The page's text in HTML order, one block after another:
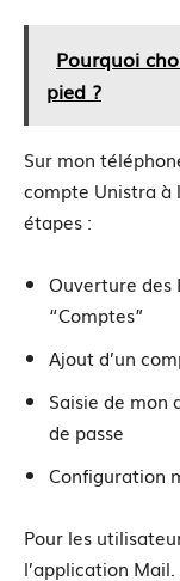
Pourquoi
pied ?
Sur mon
compte Unistra à
étapes :
Ouverture des
“Comptes”
Ajout d’un
Saisie de mon
de passe
Configuration
Pour les
l’application Mail.